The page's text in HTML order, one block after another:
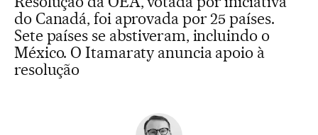
do Canadá, foi aprovada por 25 países.
Sete países se abstiveram, incluindo o
México. O Itamaraty anuncia apoio à
resolução